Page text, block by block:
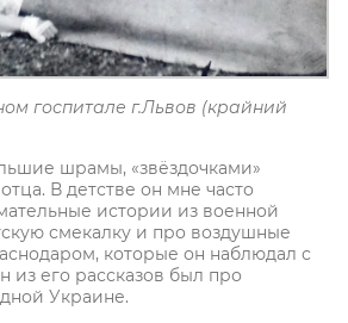
госпитале г.Львов (крайний
шрамы, «звёздочками»
В детстве он мне часто
истории из военной
смекалку и про воздушные
которые он наблюдал с
из его рассказов был про
Украине.